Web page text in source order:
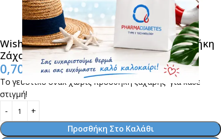
Wish Bars Δαμάσκηνο 25gr. Χωρίς Προσθήκη
Ζάχαρης
0,70
Το γευστικό σνακ χωρίς προσθήκη ζάχαρης για κάθε
στιγμή!
Προσθήκη Στο Καλάθι